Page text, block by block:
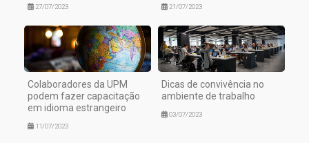
27/07/2023 21/07/2023
Colaboradores da UPM
podem fazer capacitação
em idioma estrangeiro
11/07/2023
Dicas de convivência no
ambiente de trabalho
03/07/2023